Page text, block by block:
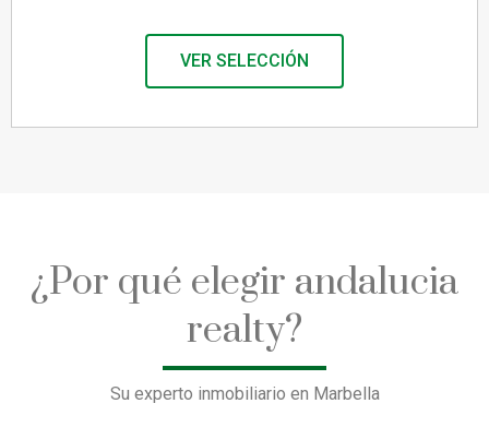
VER SELECCIÓN
¿Por qué elegir andalucia
realty?
Su experto inmobiliario en Marbella